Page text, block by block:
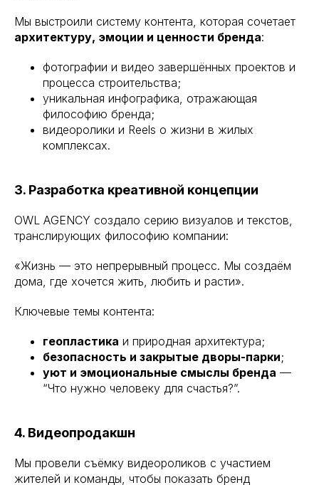
Мы выстроили систему контента, которая сочетает
архитектуру, эмоции и ценности бренда:
фотографии и видео завершённых проектов и
процесса строительства;
уникальная инфографика, отражающая
философию бренда;
видеоролики и Reels о жизни в жилых
комплексах.
3. Разработка креативной концепции
OWL AGENCY создало серию визуалов и текстов,
транслирующих философию компании:
«Жизнь — это непрерывный процесс. Мы создаём
дома, где хочется жить, любить и расти».
Ключевые темы контента:
геопластика и природная архитектура;
безопасность и закрытые дворы-парки;
уют и эмоциональные смыслы бренда —
“Что нужно человеку для счастья?”.
4. Видеопродакшн
Мы провели съёмку видеороликов с участием
жителей и команды, чтобы показать бренд